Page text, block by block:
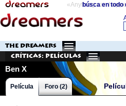
«Anything can
búsca en todo
THE DREAMERS
Críticas: Películas
Ben X
Película Foro (2)